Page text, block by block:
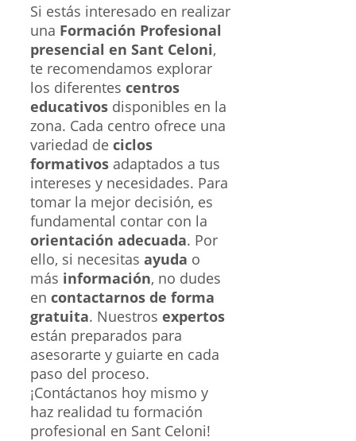
Si estás interesado en realizar
una Formación Profesional
presencial en Sant Celoni,
te recomendamos explorar
los diferentes centros
educativos disponibles en la
zona. Cada centro ofrece una
variedad de ciclos
formativos adaptados a tus
intereses y necesidades. Para
tomar la mejor decisión, es
fundamental contar con la
orientación adecuada. Por
ello, si necesitas ayuda o
más información, no dudes
en contactarnos de forma
gratuita. Nuestros expertos
están preparados para
asesorarte y guiarte en cada
paso del proceso.
¡Contáctanos hoy mismo y
haz realidad tu formación
profesional en Sant Celoni!